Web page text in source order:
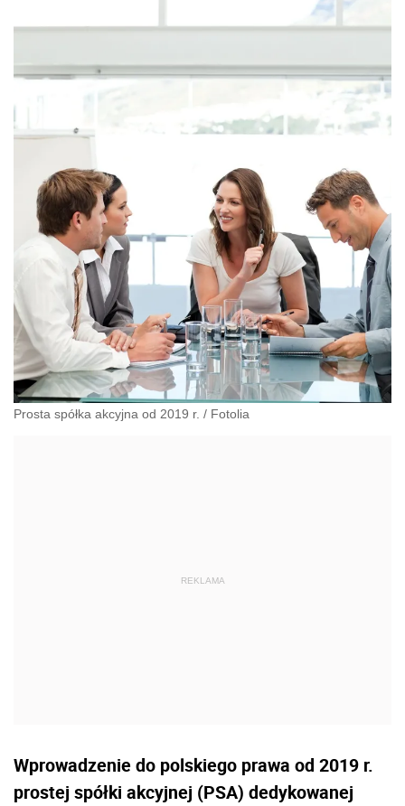
Prosta spółka akcyjna od 2019 r. / Fotolia
Wprowadzenie do polskiego prawa od 2019 r.
prostej spółki akcyjnej (PSA) dedykowanej